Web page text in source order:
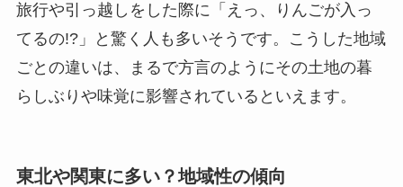
旅行や引っ越しをした際に「えっ、りんごが入っ
てるの!?」と驚く人も多いそうです。こうした地域
ごとの違いは、まるで方言のようにその土地の暮
らしぶりや味覚に影響されているといえます。
東北や関東に多い？地域性の傾向